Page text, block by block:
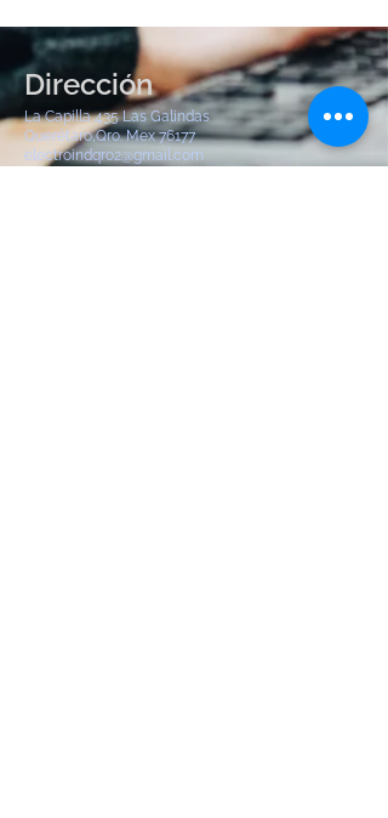
Dirección
La Capilla 435 Las Galindas
Querétaro,Qro. Mex 76177
electroindqro2@gmail.com